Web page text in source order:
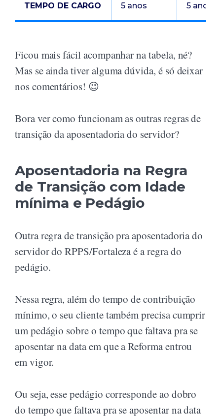
TEMPO DE CARGO 5 anos 5 anos
Ficou mais fácil acompanhar na tabela, né?
Mas se ainda tiver alguma dúvida, é só deixar
nos comentários! 😉
Bora ver como funcionam as outras regras de
transição da aposentadoria do servidor?
Aposentadoria na Regra
de Transição com Idade
mínima e Pedágio
Outra regra de transição pra aposentadoria do
servidor do RPPS/Fortaleza é a regra do
pedágio.
Nessa regra, além do tempo de contribuição
mínimo, o seu cliente também precisa cumprir
um pedágio sobre o tempo que faltava pra se
aposentar na data em que a Reforma entrou
em vigor.
Ou seja, esse pedágio corresponde ao dobro
do tempo que faltava pra se aposentar na data